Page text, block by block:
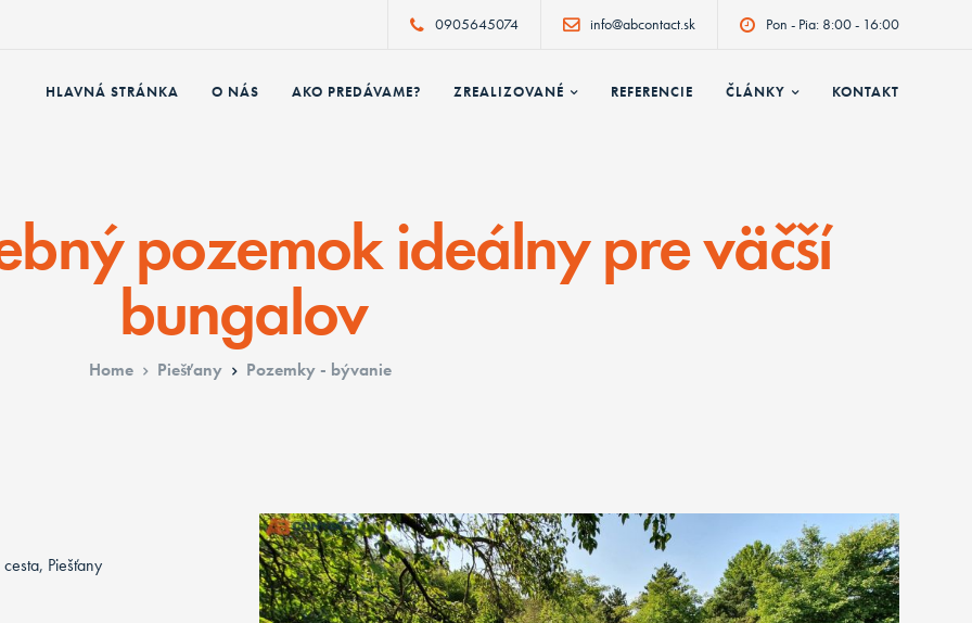
0905645074 info@abcontact.sk Pon - Pia: 8:00 - 16:00
HLAVNÁ STRÁNKA O NÁS AKO PREDÁVAME? ZREALIZOVANÉ REFERENCIE ČLÁNKY KONTAKT
pozemok ideálny pre väčší
bungalov
Home Piešťany Pozemky - bývanie
Piešťany